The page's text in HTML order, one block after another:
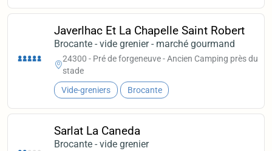
Javerlhac Et La Chapelle Saint Robert
Brocante - vide grenier - marché gourmand
24300 - Pré de forgeneuve - Ancien Camping près du
stade
Vide-greniers Brocante
Sarlat La Caneda
Brocante - vide grenier